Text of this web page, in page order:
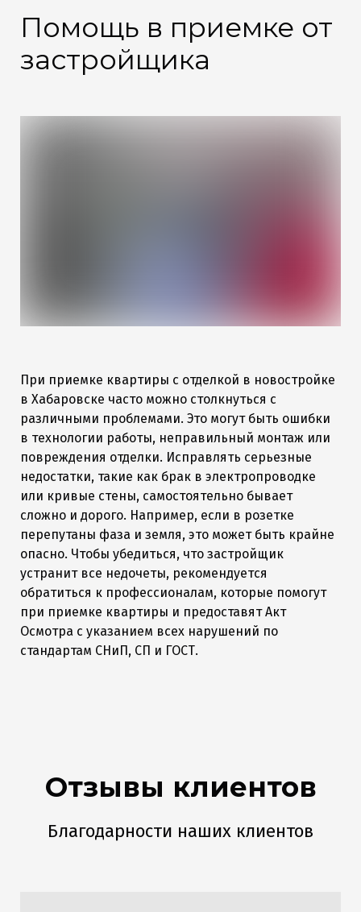
Помощь в приемке от
застройщика
При приемке квартиры с отделкой в новостройке
в Хабаровске часто можно столкнуться с
различными проблемами. Это могут быть ошибки
в технологии работы, неправильный монтаж или
повреждения отделки. Исправлять серьезные
недостатки, такие как брак в электропроводке
или кривые стены, самостоятельно бывает
сложно и дорого. Например, если в розетке
перепутаны фаза и земля, это может быть крайне
опасно. Чтобы убедиться, что застройщик
устранит все недочеты, рекомендуется
обратиться к профессионалам, которые помогут
при приемке квартиры и предоставят Акт
Осмотра с указанием всех нарушений по
стандартам СНиП, СП и ГОСТ.
Отзывы клиентов
Благодарности наших клиентов